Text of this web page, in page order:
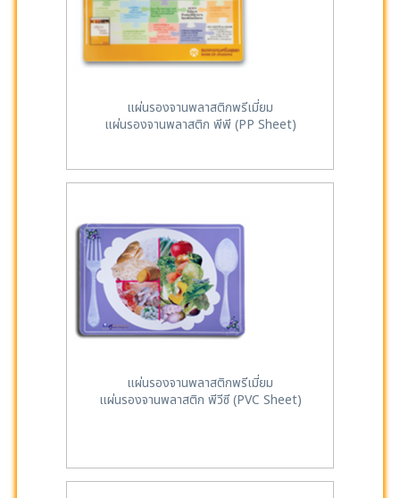
แผ่นรองจานพลาสติกพรีเมี่ยม
แผ่นรองจานพลาสติก พีพี (PP Sheet)
แผ่นรองจานพลาสติกพรีเมี่ยม
แผ่นรองจานพลาสติก พีวีซี (PVC Sheet)